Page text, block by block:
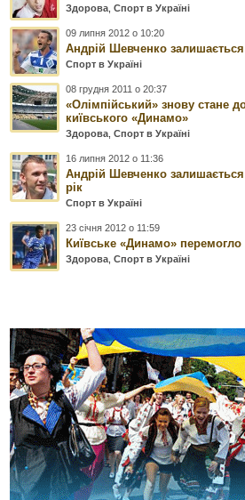
Здорова ,Спорт в Україні
09 липня 2012 о 10:20
Андрій Шевченко
Спорт в Україні
08 грудня 2011 о 20:37
«Олімпійський» знову стане
київського «Динамо»
Здорова ,Спорт в Україні
16 липня 2012 о 11:36
Андрій Шевченко
рік
Спорт в Україні
23 січня 2012 о 11:59
Київське «Динамо»
Здорова ,Спорт в Україні